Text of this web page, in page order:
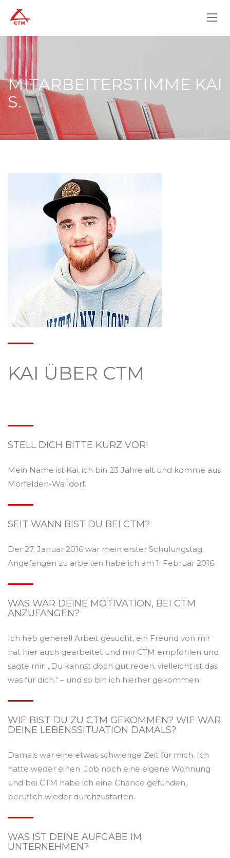
MITARBEITERSTIMME KAI
S.
KAI ÜBER CTM
STELL DICH BITTE KURZ VOR!
Mein Name ist Kai, ich bin 23 Jahre alt und komme aus
Mörfelden-Walldorf.
SEIT WANN BIST DU BEI CTM?
Der 27. Januar 2016 war mein erster Schulungstag.
Angefangen zu arbeiten habe ich am 1. Februar 2016.
WAS WAR DEINE MOTIVATION, BEI CTM
ANZUFANGEN?
Ich hab generell Arbeit gesucht, ein Freund von mir
hat hier auch gearbeitet und mir CTM empfohlen und
sagte mir: „Du kannst doch gut reden, vielleicht ist das
was für dich.“ – und so bin ich hierher gekommen.
WIE BIST DU ZU CTM GEKOMMEN? WIE WAR
DEINE LEBENSSITUATION DAMALS?
Damals war eine etwas schwierige Zeit für mich. Ich
hatte weder einen Job noch eine eigene Wohnung
und bei CTM habe ich eine Chance gefunden,
beruflich wieder durchzustarten.
WAS IST DEINE AUFGABE IM
UNTERNEHMEN?